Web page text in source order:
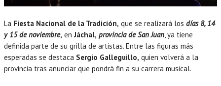
La Fiesta Nacional de la Tradición, que se realizará los días 8, 14
y 15 de noviembre, enJáchal, provincia de San Juan, ya tiene
definida parte de su grilla de artistas. Entre las figuras más
esperadas se destaca Sergio Galleguillo, quien volverá a la
provincia tras anunciar que pondrá fin a su carrera musical.